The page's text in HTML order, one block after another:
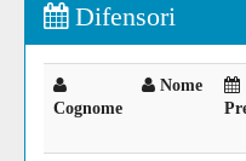
Difensori
Cognome
Nome